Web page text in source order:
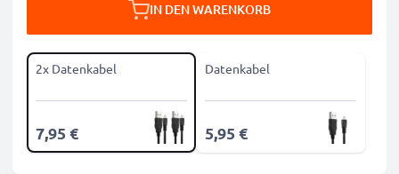
IN DEN WARENKORB
2x Datenkabel
7,95 €
Datenkabel
5,95 €